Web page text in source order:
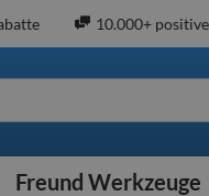
10.000+
Freund Werkzeuge